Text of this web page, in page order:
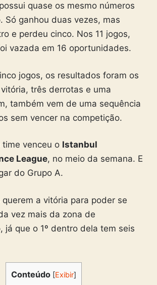
possui quase os mesmo números
Só ganhou duas vezes, mas
e perdeu cinco. Nos 11 jogos,
vazada em 16 oportunidades.
jogos, os resultados foram os
três derrotas e uma
também vem de uma sequência
sem vencer na competição.
venceu o Istanbul
League, no meio da semana. E
do Grupo A.
a vitória para poder se
vez mais da zona de
já que o 1º dentro dela tem seis
Conteúdo [Exibir]